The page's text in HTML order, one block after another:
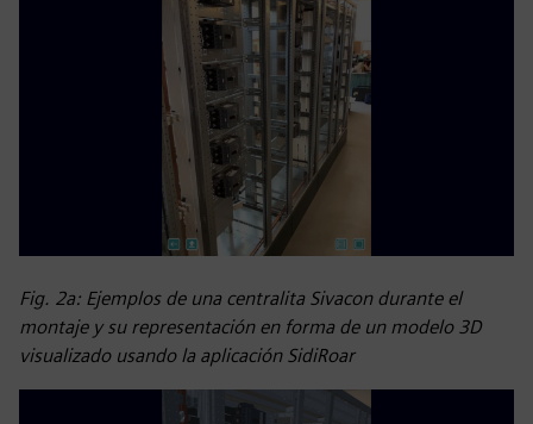
Fig. 2a: Ejemplos de una centralita Sivacon durante el
montaje y su representación en forma de un modelo 3D
visualizado usando la aplicación SidiRoar